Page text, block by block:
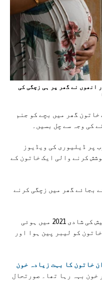
انھوں نے گھر پر ہی زچگی کی
گھر میں بچے کو جنم
کی وجہ سے چل بسیں۔
پر ڈیلیوری کی ویڈیوز
کرنے والی ایک خاتون کے
بجائے گھر میں زچگی کرنے
دستیاب تفصیلات کے مطابق خاتون متیش کی شادی 2021 میں ہوئی
کو لیبر پین ہوا اور
خاتون کا بہت زیادہ خون
خون بہہ رہا تھا۔ صورتحال